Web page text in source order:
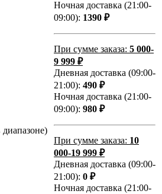
диапазоне)
Ночная доставка (21:00-
09:00): 1390 ₽
При сумме заказа: 5 000-
9 999 ₽
Дневная доставка (09:00-
21:00): 490 ₽
Ночная доставка (21:00-
09:00): 980 ₽
При сумме заказа: 10
000-19 999 ₽
Дневная доставка (09:00-
21:00): 0 ₽
Ночная доставка (21:00-